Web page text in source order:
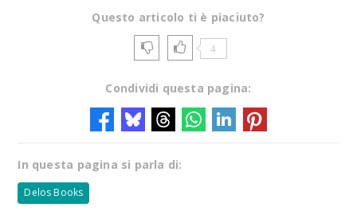
Questo articolo ti è piaciuto?
4
Condividi questa pagina:
In questa pagina si parla di:
Delos Books